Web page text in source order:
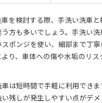
を検討する際、手洗い洗車
方も多いでしょう。手洗い
ポンジを使い、細部まで丁
り、車体への傷や水垢のリ
は短時間で手軽に利用でき
残しが発生しやすい点がデ